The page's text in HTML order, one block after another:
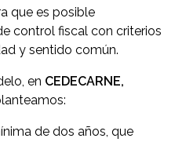
que es posible
control fiscal con criterios
y sentido común.
en CEDECARNE,
de dos años, que